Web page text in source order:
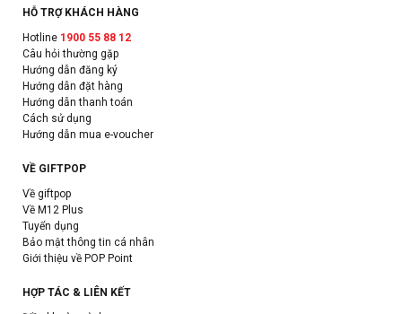
HỖ TRỢ KHÁCH HÀNG
Hotline 1900 55 88 12
Câu hỏi thường gặp
Hướng dẫn đăng ký
Hướng dẫn đặt hàng
Hướng dẫn thanh toán
Cách sử dụng
Hướng dẫn mua e-voucher
VỀ GIFTPOP
Về giftpop
Về M12 Plus
Tuyển dụng
Bảo mật thông tin cá nhân
Giới thiệu về POP Point
HỢP TÁC & LIÊN KẾT